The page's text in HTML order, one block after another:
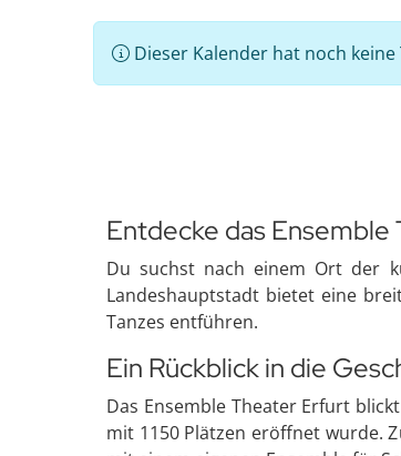
Dieser Kalender hat noch keine
Entdecke das
Du suchst nach einem Ort der
Landeshauptstadt bietet eine
Tanzes entführen.
Ein Rückblick in die
Das Ensemble Theater Erfurt
mit 1150 Plätzen eröffnet wurde.